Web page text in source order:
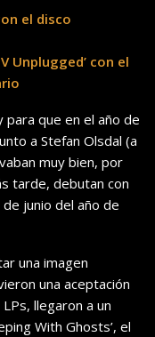
el disco
Unplugged’ con el
que en el año de
a Stefan Olsdal (a
muy bien, por
tarde, debutan con
de junio del año de
una imagen
una aceptación
llegaron a un
With Ghosts’, el